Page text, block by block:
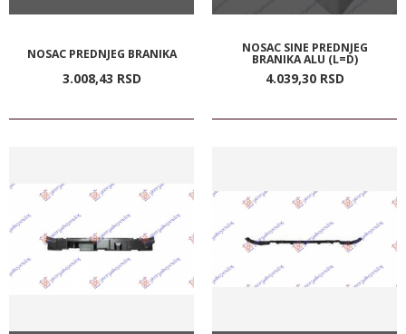
NOSAC PREDNJEG BRANIKA
3.008,43 RSD
NOSAC SINE PREDNJEG
BRANIKA ALU (L=D)
4.039,30 RSD